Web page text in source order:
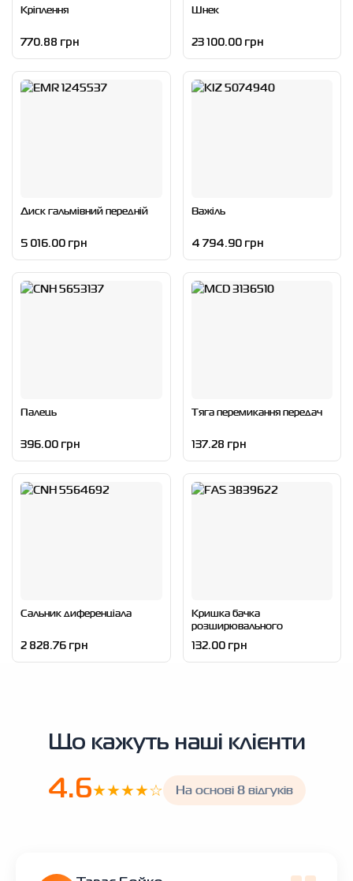
Кріплення
770.88 грн
Шнек
23 100.00 грн
Диск гальмівний передній
5 016.00 грн
Важіль
4 794.90 грн
Палець
396.00 грн
Тяга перемикання передач
137.28 грн
Сальник диференціала
2 828.76 грн
Кришка бачка
розширювального
132.00 грн
Що кажуть наші клієнти
4.6★★★★☆ На основі 8 відгуків